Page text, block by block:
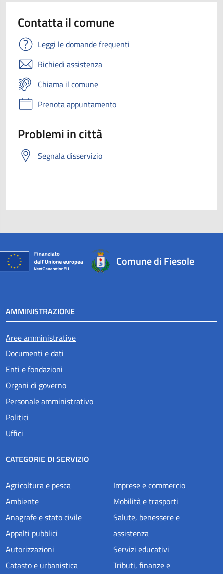
Contatta il comune
Leggi le domande frequenti
Richiedi assistenza
Chiama il comune
Prenota appuntamento
Problemi in città
Segnala disservizio
Comune di Fiesole
AMMINISTRAZIONE
Aree amministrative
Documenti e dati
Enti e fondazioni
Organi di governo
Personale amministrativo
Politici
Uffici
CATEGORIE DI SERVIZIO
Agricoltura e pesca
Ambiente
Anagrafe e stato civile
Appalti pubblici
Autorizzazioni
Catasto e urbanistica
Imprese e commercio
Mobilità e trasporti
Salute, benessere e
assistenza
Servizi educativi
Tributi, finanze e